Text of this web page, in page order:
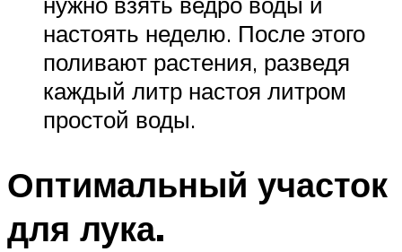
настоять неделю. После этого
поливают растения, разведя
каждый литр настоя литром
простой воды.
Оптимальный участок
для лука.